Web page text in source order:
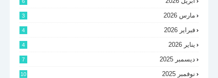
مارس 2026 3
فبراير 2026 4
يناير 2026 4
ديسمبر 2025 7
نوفمبر 2025 10